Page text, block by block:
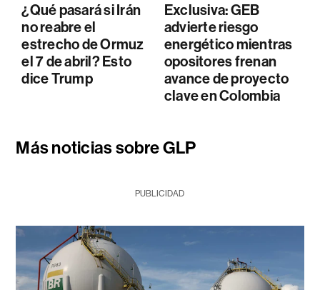
¿Qué pasará si Irán
no reabre el
estrecho de Ormuz
el 7 de abril? Esto
dice Trump
Exclusiva: GEB
advierte riesgo
energético mientras
opositores frenan
avance de proyecto
clave en Colombia
Más noticias sobre GLP
PUBLICIDAD